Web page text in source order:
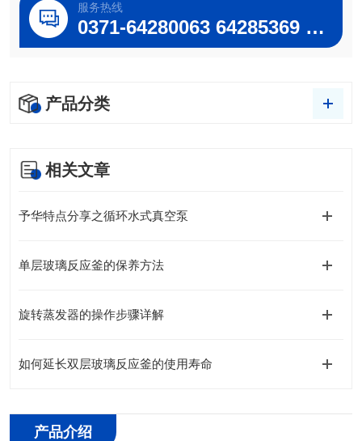
服务热线
0371-64280063 64285369 64285222
产品分类
相关文章
予华特点分享之循环水式真空泵
单层玻璃反应釜的保养方法
旋转蒸发器的操作步骤详解
如何延长双层玻璃反应釜的使用寿命
产品介绍